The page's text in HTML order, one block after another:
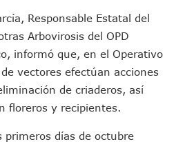
Vallarta Este Verano Puede Costar Hasta
Riesgos Por Cocodrilos En Playas De
Don Juanito” Al Diputado Federal Bruno
Playita Reciben A Juan Carlos Castro
Oaxaca Al Periodista Francisco Alejandro
Pide Transparencia Sobre Nuevo
De Ixtapa Tendrán Una “Casa De Día”
Responsable Estatal del
Arbovirosis del OPD
informó que, en el Operativo
vectores efectúan acciones
de criaderos, así
floreros y recipientes.
primeros días de octubre